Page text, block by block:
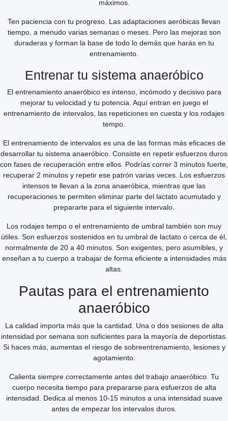
máximos.
Ten paciencia con tu progreso. Las adaptaciones aeróbicas llevan
tiempo, a menudo varias semanas o meses. Pero las mejoras son
duraderas y forman la base de todo lo demás que harás en tu
entrenamiento.
Entrenar tu sistema anaeróbico
El entrenamiento anaeróbico es intenso, incómodo y decisivo para
mejorar tu velocidad y tu potencia. Aquí entran en juego el
entrenamiento de intervalos, las repeticiones en cuesta y los rodajes
tempo.
El entrenamiento de intervalos es una de las formas más eficaces de
desarrollar tu sistema anaeróbico. Consiste en repetir esfuerzos duros
con fases de recuperación entre ellos. Podrías correr 3 minutos fuerte,
recuperar 2 minutos y repetir ese patrón varias veces. Los esfuerzos
intensos te llevan a la zona anaeróbica, mientras que las
recuperaciones te permiten eliminar parte del lactato acumulado y
prepararte para el siguiente intervalo.
Los rodajes tempo o el entrenamiento de umbral también son muy
útiles. Son esfuerzos sostenidos en tu umbral de lactato o cerca de él,
normalmente de 20 a 40 minutos. Son exigentes, pero asumibles, y
enseñan a tu cuerpo a trabajar de forma eficiente a intensidades más
altas.
Pautas para el entrenamiento
anaeróbico
La calidad importa más que la cantidad. Una o dos sesiones de alta
intensidad por semana son suficientes para la mayoría de deportistas.
Si haces más, aumentas el riesgo de sobreentrenamiento, lesiones y
agotamiento.
Calienta siempre correctamente antes del trabajo anaeróbico. Tu
cuerpo necesita tiempo para prepararse para esfuerzos de alta
intensidad. Dedica al menos 10-15 minutos a una intensidad suave
antes de empezar los intervalos duros.